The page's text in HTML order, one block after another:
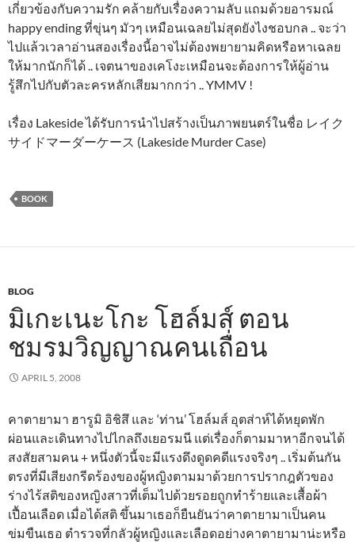
เกี่ยวข้องกับความรัก คล้ายกับเรื่องความลับ แถมด้วยอารมณ์
happy ending ที่ขุ่นๆ มัวๆ เหมือนเฉลยไม่สุดยังไงชอบกล .. จะว่า
ไปแล้วเวลาอ่านสองเรื่องนี้อาจไม่ต้องพยายามคิดหรือหาเฉลย
ให้มากนักก็ได้ .. เจตนาของเคโงะเหมือนจะต้องการให้ผู้อ่าน
รู้สึกไปกับตัวละครหลักเสียมากกว่า .. YMMV !
เรื่อง Lakeside ได้รับการนำไปสร้างเป็นภาพยนตร์ในชื่อ レイク
サイドマーダーケース (Lakeside Murder Case)
BOOK
BLOG
มิเกะเนะโกะ โฮล์มส์ ตอน
ชมรมวิญญาณคนเถื่อน
APRIL 5, 2008
คาตายามา ฮารูมิ อิชิสึ และ ‘ท่าน’ โฮล์มส์ อุตส่าห์ได้หยุดพัก
ผ่อนและเดินทางไปไกลถึงเยอรมนี แต่เรื่องก็ตามมาหาอีกจนได้
สงสัยสามคน + หนึ่งตัวนี้จะมีแรงดึงดูดคดีแรงจริงๆ .. เริ่มต้นกัน
ตรงที่มีเสียงกรีดร้องของผู้หญิงตามมาด้วยการปรากฎตัวของ
ร่างไร้สติของหญิงสาวที่เต็มไปด้วยรอยถูกทำร้ายและเสื้อผ้า
เปื้อนเลือด เมื่อได้สติ ขึ้นมาเธอก็ยืนยันว่าคาตายามาเป็นคน
ข่มขืนเธอ ตำรวจที่กลัวผู้หญิงและเลือดอย่างคาตายามาน่ะหรือ